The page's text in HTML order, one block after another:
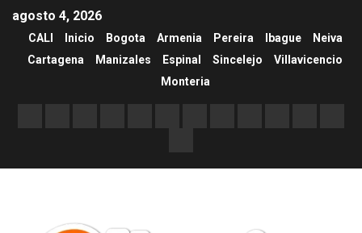
agosto 4, 2026
CALI Inicio Bogota Armenia Pereira Ibague
Neiva
Cartagena
Manizales Espinal Sincelejo
Villavicencio
Monteria